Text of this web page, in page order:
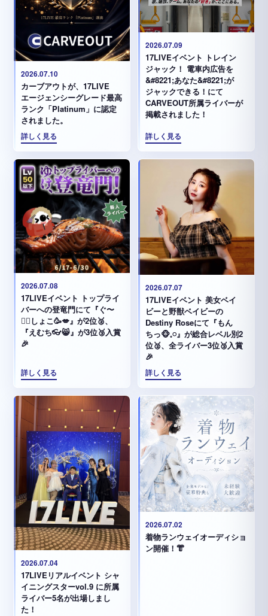
2026.07.10
カーブアウトが、17LIVE
エージェンシーグレード最高
ランク「Platinum」に認定
されました。
詳しく見る
2026.07.09
17LIVEイベント トレイン
ジャック！ 電車内広告を
&#8221;あなた&#8221;が
ジャックできる！にて
CARVEOUT所属ライバーが
掲載されました！
詳しく見る
2026.07.08
17LIVEイベント トップライ
バーへの登竜門にて『ぐ〜
✊🏻‪しょこ🥳💋』が2位🥈、
『えむち👓😸』が3位🥉入賞
🎉
詳しく見る
2026.07.07
17LIVEイベント 美女ベイ
ビーと野獣ベイビーの
Destiny Roseにて『もん
ちっ🐵𓈒𓏸︎︎︎︎』が総合レベル別2
位🥈、全ライバー3位🥉入賞
🎉
詳しく見る
2026.07.04
17LIVEリアルイベント シャ
イニングスターvol.9 に所属
ライバー5名が出場しまし
た！
2026.07.02
着物ランウェイオーディショ
ン開催！👘